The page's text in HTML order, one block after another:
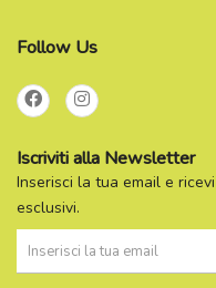
Follow Us
Iscriviti alla Newsletter
Inserisci la tua email e
esclusivi.